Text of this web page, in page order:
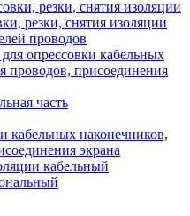
резки, снятия изоляции
проводов
опрессовки кабельных
проводов, присоединения
часть
кабельных наконечников,
экрана
кабельный